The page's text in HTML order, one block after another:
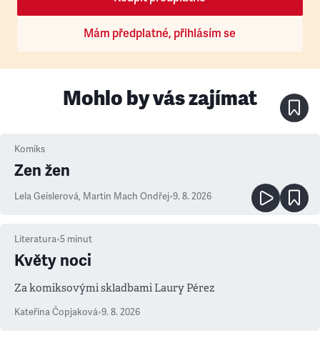
Mám předplatné, přihlásím se
Mohlo by vás zajímat
Komiks
Zen žen
Lela Geislerová, Martin Mach Ondřej•9. 8. 2026
Literatura•5 minut
Květy noci
Za komiksovými skladbami Laury Pérez
Kateřina Čopjaková•9. 8. 2026